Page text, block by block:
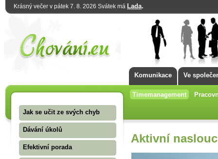
Krásný večer v pátek 7. 8. 2026 Svátek má Lada.
Komunikace Ve
Timemanagement
Jak se učit ze svých chyb
Dávání úkolů
Efektivní porada
Aktivní